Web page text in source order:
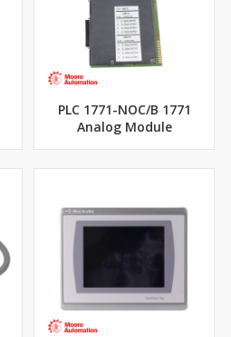
PLC 1771-NOC/B 1771
Analog Module